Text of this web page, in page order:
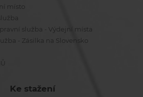
místo
služba - Výdejní místa
- Zásilka na Slovensko
Ke stažení